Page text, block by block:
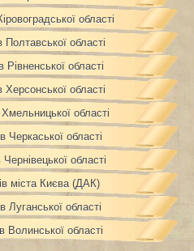
області
області
області
області
області
Черкаської області
області
міста Києва (ДАК)
Луганської області
Волинської області